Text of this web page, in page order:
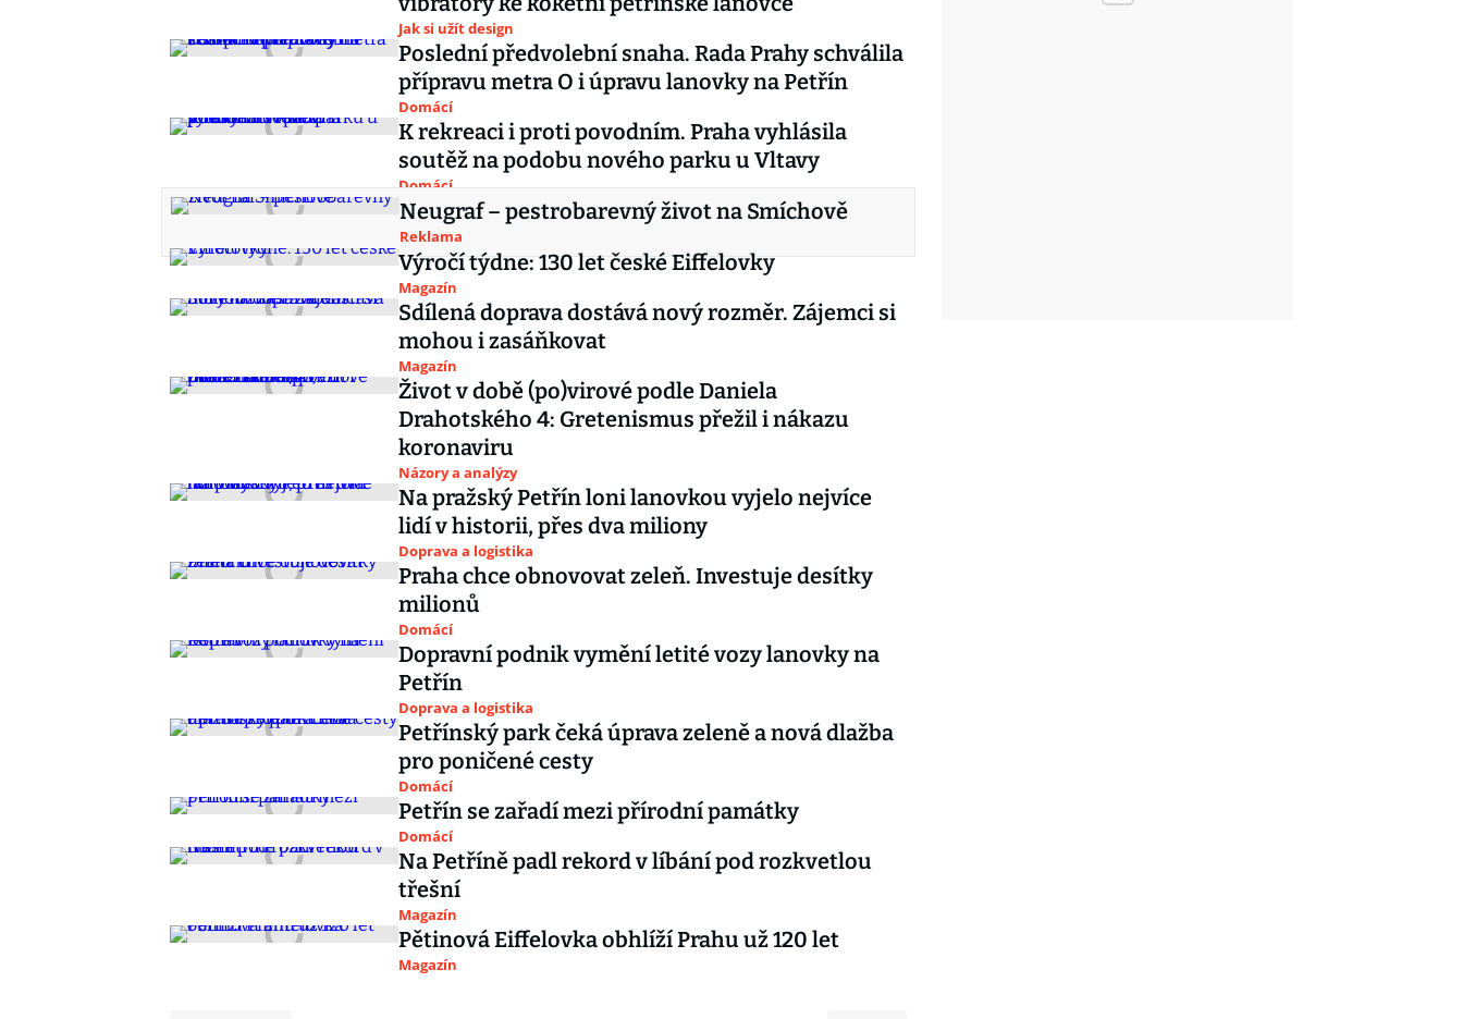
Jak si užít design
Poslední předvolební snaha. Rada Prahy schválila
přípravu metra O i úpravu lanovky na Petřín
Domácí
K rekreaci i proti povodním. Praha vyhlásila
soutěž na podobu nového parku u Vltavy
Domácí
Neugraf – pestrobarevný život na Smíchově
Reklama
Výročí týdne: 130 let české Eiffelovky
Magazín
Sdílená doprava dostává nový rozměr. Zájemci si
mohou i zasáňkovat
Magazín
Život v době (po)virové podle Daniela
Drahotského 4: Gretenismus přežil i nákazu
koronaviru
Názory a analýzy
Na pražský Petřín loni lanovkou vyjelo nejvíce
lidí v historii, přes dva miliony
Doprava a logistika
Praha chce obnovovat zeleň. Investuje desítky
milionů
Domácí
Dopravní podnik vymění letité vozy lanovky na
Petřín
Doprava a logistika
Petřínský park čeká úprava zeleně a nová dlažba
pro poničené cesty
Domácí
Petřín se zařadí mezi přírodní památky
Domácí
Na Petříně padl rekord v líbání pod rozkvetlou
třešní
Magazín
Pětinová Eiffelovka obhlíží Prahu už 120 let
Magazín